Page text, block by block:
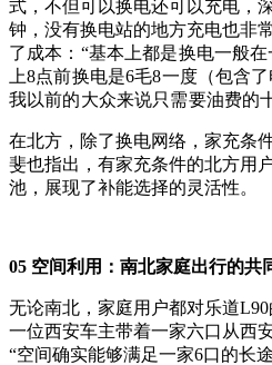
式，不但可以换电还可以充电，
钟，没有换电站的地方充电也非常
了成本：“基本上都是换电一般
上8点前换电是6毛8一度（包含
我以前的大众来说只需要油费的
在北方，除了换电网络，家充条
斐也指出，有家充条件的北方用
池，展现了补能选择的灵活性。
05 空间利用：南北家庭出行的共
无论南北，家庭用户都对乐道L90
一位西安车主带着一家六口从西
“空间确实能够满足一家6口的长途